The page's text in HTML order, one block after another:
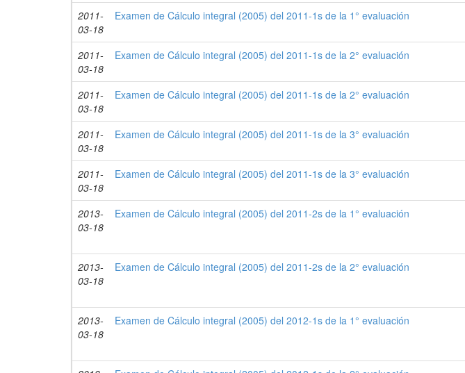
2011-
03-18
Examen de Cálculo integral (2005) del 2011-1s de la 1° evaluación
2011-
03-18
Examen de Cálculo integral (2005) del 2011-1s de la 2° evaluación
2011-
03-18
Examen de Cálculo integral (2005) del 2011-1s de la 2° evaluación
2011-
03-18
Examen de Cálculo integral (2005) del 2011-1s de la 3° evaluación
2011-
03-18
Examen de Cálculo integral (2005) del 2011-1s de la 3° evaluación
2013-
03-18
Examen de Cálculo integral (2005) del 2011-2s de la 1° evaluación
2013-
03-18
Examen de Cálculo integral (2005) del 2011-2s de la 2° evaluación
2013-
03-18
Examen de Cálculo integral (2005) del 2012-1s de la 1° evaluación